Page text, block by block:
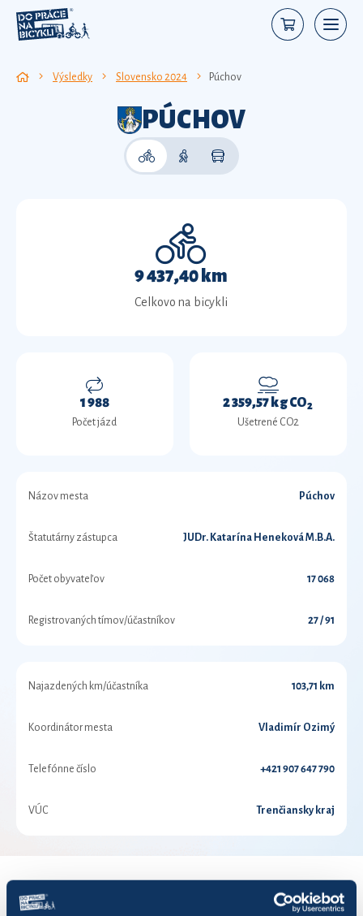
Výsledky Slovensko 2024 Púchov
PÚCHOV
9 437,40 km
Celkovo na bicykli
1 988
Počet jázd
2 359,57 kg CO2
Ušetrené CO2
Názov mesta Púchov
Štatutárny zástupca JUDr. Katarína Heneková M.B.A.
Počet obyvateľov 17 068
Registrovaných tímov/účastníkov 27 / 91
Najazdených km/účastníka 103,71 km
Koordinátor mesta Vladimír Ozimý
Telefónne číslo +421 907 647 790
VÚC Trenčiansky kraj
VÝSLEDKY PRE ROK 2024